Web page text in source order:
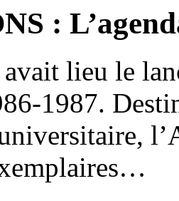
:
avait lieu le
1987.